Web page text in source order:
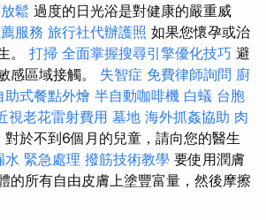
鬆 過度的日光浴是對健康的嚴重威
服務 旅行社代辦護照 如果您懷孕或治
。 打掃 全面掌握搜尋引擎優化技巧 避
感區域接觸。 失智症 免費律師詢問 廚
助式餐點外燴 半自動咖啡機 白蟻 台胞
視老花雷射費用 墓地 海外抓姦協助 肉
對於不到6個月的兒童，請向您的醫生
水 緊急處理 撥筋技術教學 要使用潤膚
的所有自由皮膚上塗豐富量，然後摩擦